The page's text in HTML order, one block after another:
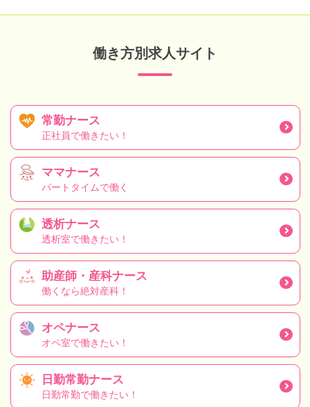
働き方別求人サイト
常勤ナース
正社員で働きたい！
ママナース
パートタイムで働く
透析ナース
透析室で働きたい！
助産師・産科ナース
働くなら絶対産科！
オペナース
オペ室で働きたい！
日勤常勤ナース
日勤常勤で働きたい！